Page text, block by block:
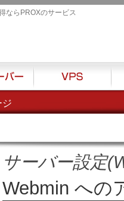
ジ
ならPROXのサービス
サーバー設定
Webmin への
VPS ハ